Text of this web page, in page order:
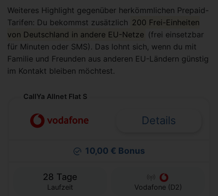
Weiteres Highlight gegenüber herkömmlichen Prepaid-
Tarifen: Du bekommst zusätzlich 200 Frei-Einheiten
von Deutschland in andere EU-Netze (frei einsetzbar
für Minuten oder SMS). Das lohnt sich, wenn du mit
Familie und Freunden aus anderen EU-Ländern günstig
im Kontakt bleiben möchtest.
CallYa Allnet Flat S
Details
10,00 € Bonus
28 Tage
Laufzeit Vodafone (D2)